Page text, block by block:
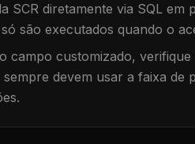
SCR diretamente via SQL em
são executados quando o
campo customizado,
devem usar a faixa de